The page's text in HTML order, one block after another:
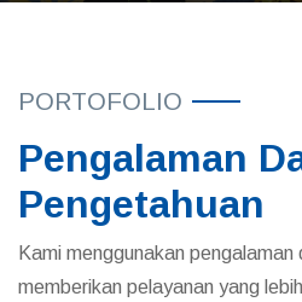
PORTOFOLIO
Pengalaman
Pengetahuan
Kami menggunakan
memberikan pelayanan yang